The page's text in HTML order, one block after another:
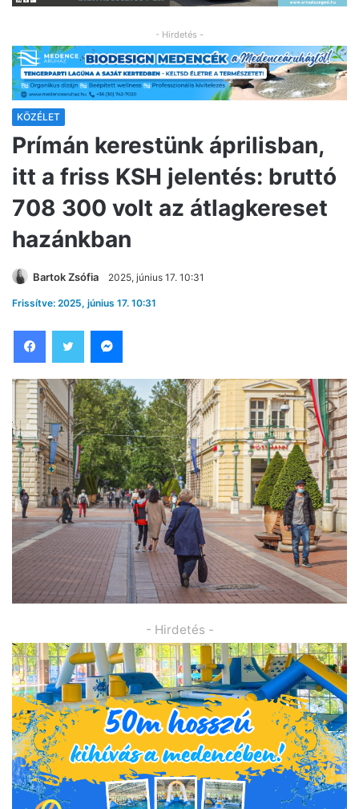
- Hirdetés -
KÖZÉLET
Prímán kerestünk áprilisban,
itt a friss KSH jelentés: bruttó
708 300 volt az átlagkereset
hazánkban
Bartok Zsófia 2025, június 17. 10:31
Frissítve: 2025, június 17. 10:31
- Hirdetés -